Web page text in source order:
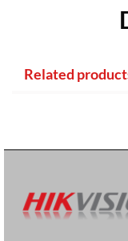
Related